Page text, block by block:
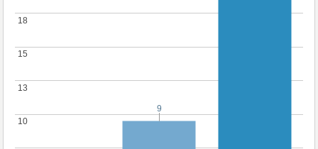
10
10
13
13
15
15
18
18
9
9